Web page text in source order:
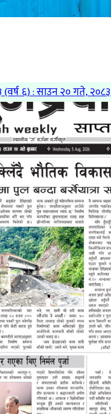
(वर्ष ६) : साउन २० गते, २०८३